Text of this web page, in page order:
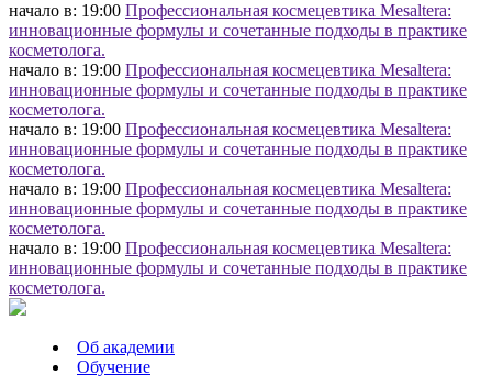
начало в: 19:00 Профессиональная космецевтика Mesaltera:
инновационные формулы и сочетанные подходы в практике
косметолога.
начало в: 19:00 Профессиональная космецевтика Mesaltera:
инновационные формулы и сочетанные подходы в практике
косметолога.
начало в: 19:00 Профессиональная космецевтика Mesaltera:
инновационные формулы и сочетанные подходы в практике
косметолога.
начало в: 19:00 Профессиональная космецевтика Mesaltera:
инновационные формулы и сочетанные подходы в практике
косметолога.
начало в: 19:00 Профессиональная космецевтика Mesaltera:
инновационные формулы и сочетанные подходы в практике
косметолога.
Об академии
Обучение